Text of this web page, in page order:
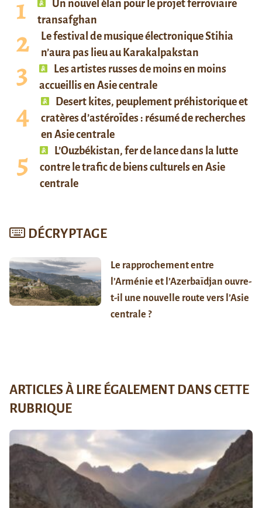
Un nouvel élan pour le projet ferroviaire
transafghan
Le festival de musique électronique Stihia
n’aura pas lieu au Karakalpakstan
Les artistes russes de moins en moins
accueillis en Asie centrale
Desert kites, peuplement préhistorique et
cratères d’astéroïdes : résumé de recherches
en Asie centrale
L’Ouzbékistan, fer de lance dans la lutte
contre le trafic de biens culturels en Asie
centrale
DÉCRYPTAGE
Le rapprochement entre
l’Arménie et l’Azerbaïdjan ouvre-
t-il une nouvelle route vers l’Asie
centrale ?
ARTICLES À LIRE ÉGALEMENT DANS CETTE
RUBRIQUE